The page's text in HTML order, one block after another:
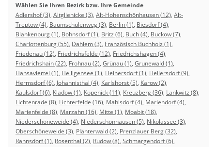
Wählen Sie Ihren Bezirk bzw. Ihre Gemeinde
Adlershof (3), Altglienicke (3), Alt-Hohenschönhausen (12), Alt-
Treptow (4), Baumschulenweg (3), Berlin (1), Biesdorf (4),
Blankenburg (1), Bohnsdorf (1), Britz (6), Buch (4), Buckow (7),
Charlottenburg (55), Dahlem (3), Französisch Buchholz (1),
Friedenau (12), Friedrichsfelde (12), Friedrichshagen (4),
Friedrichshain (22), Frohnau (2), Grünau (1), Grunewald (1),
Hansaviertel (1), Heiligensee (1), Heinersdorf (1), Hellersdorf (9),
Hermsdorf (6), Johannisthal (4), Karlshorst (5), Karow (2),
Kaulsdorf (6), Kladow (1), Köpenick (11), Kreuzberg (36), Lankwitz (8),
Lichtenrade (8), Lichterfelde (16), Mahlsdorf (4), Mariendorf (4),
Marienfelde (8), Marzahn (16), Mitte (1), Moabit (18),
Niederschöneweide (4), Niederschönhausen (5), Nikolassee (3),
Oberschöneweide (3), Plänterwald (2), Prenzlauer Berg (32),
Rahnsdorf (1), Rosenthal (2), Rudow (8), Schmargendorf (6),